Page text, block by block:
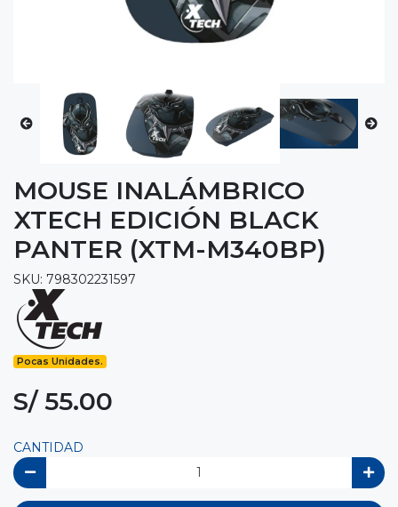
MOUSE INALÁMBRICO
XTECH EDICIÓN BLACK
PANTER (XTM-M340BP)
SKU: 798302231597
Pocas Unidades.
S/ 55.00
CANTIDAD